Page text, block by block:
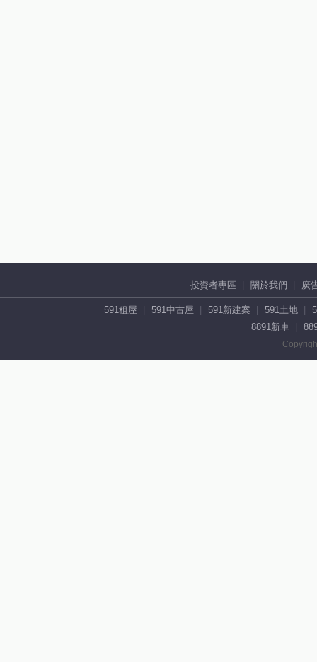
投資者專區 關於我們 廣
591租屋 591中古屋 591新建案 591土地
8891新車